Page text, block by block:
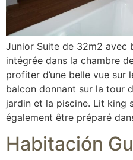
Junior Suite de 32m2 avec
intégrée dans la chambre
profiter d’une belle vue sur
balcon donnant sur la tour
jardin et la piscine. Lit king
également être préparé
Habitación